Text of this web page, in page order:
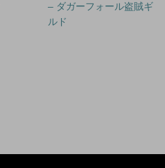
– ダガーフォール盗賊ギ
ルド